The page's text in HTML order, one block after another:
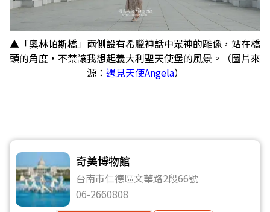
▲「奧林帕斯橋」兩側設有希臘神話中眾神的雕像，站在橋
頭的角度，不禁讓我想起義大利聖天使堡的風景。（圖片來
源： 遇見天使Angela）
奇美博物館
台南市仁德區文華路2段66號
06-2660808